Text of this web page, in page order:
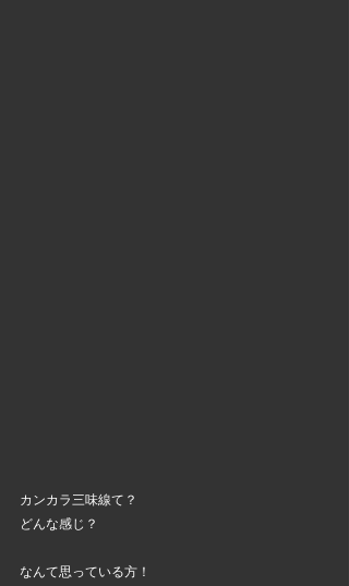
カンカラ三味線て？
どんな感じ？
なんて思っている方！